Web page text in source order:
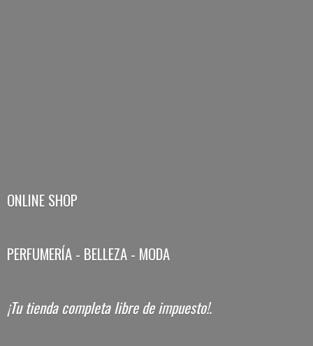
ONLINE SHOP
PERFUMERÍA - BELLEZA - MODA
¡Tu tienda completa librede impuesto!.